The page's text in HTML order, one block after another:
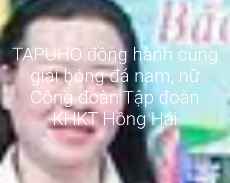
TAPUHO đồng hành cùng
giải bóng đá nam, nữ
Công đoàn Tập đoàn
KHKT Hồng Hải